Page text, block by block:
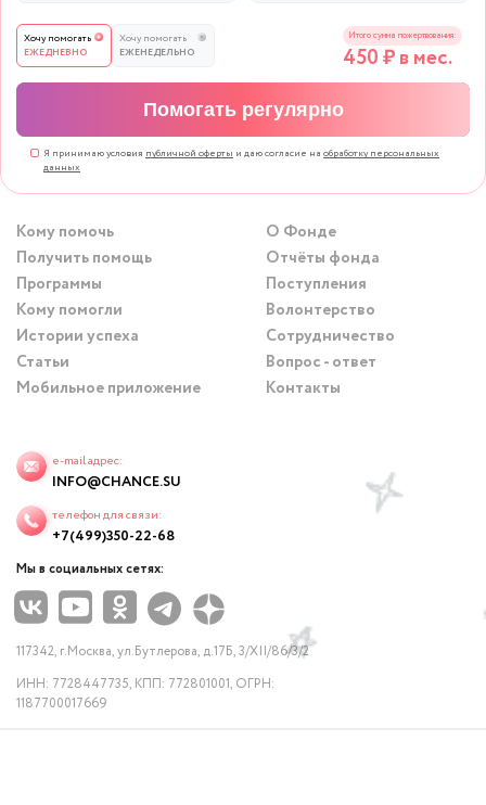
Хочу помогать
ЕЖЕДНЕВНО
Хочу помогать
ЕЖЕНЕДЕЛЬНО
Итого сумма пожертвования:
450₽ в мес.
Помогать регулярно
Я принимаю условия публичной оферты и даю согласие на обработку персональных
данных
Кому помочь
Получить помощь
Программы
Кому помогли
Истории успеха
Статьи
Мобильное приложение
О Фонде
Отчёты фонда
Поступления
Волонтерство
Сотрудничество
Вопрос - ответ
Контакты
e-mail адрес:
INFO@CHANCE.SU
телефон для связи:
+7(499)350-22-68
Мы в социальных сетях:
117342, г.Москва, ул.Бутлерова, д.17Б, 3/XII/86/3/2
ИНН: 7728447735, КПП: 772801001, ОГРН:
1187700017669